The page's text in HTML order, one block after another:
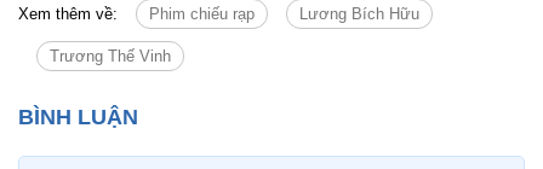
Xem thêm về: Phim chiếu rạp Lương Bích Hữu
Trương Thế Vinh